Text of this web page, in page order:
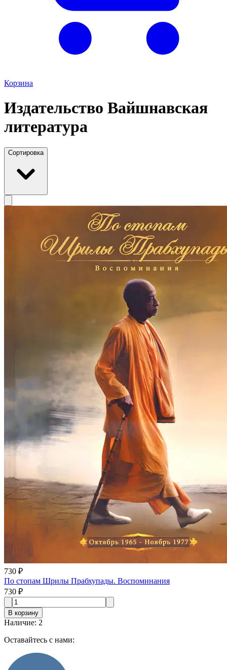
Корзина
Издательство Вайшнавская
литература
Сортировка
730 ₽
По стопам Шрилы Прабхупады. Воспоминания
730 ₽
В корзину
Наличие: 2
Оставайтесь с нами: